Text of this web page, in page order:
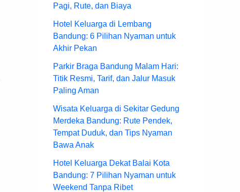
Pagi, Rute, dan Biaya
Hotel Keluarga di Lembang
Bandung: 6 Pilihan Nyaman untuk
Akhir Pekan
Parkir Braga Bandung Malam Hari:
Titik Resmi, Tarif, dan Jalur Masuk
Paling Aman
Wisata Keluarga di Sekitar Gedung
Merdeka Bandung: Rute Pendek,
Tempat Duduk, dan Tips Nyaman
Bawa Anak
Hotel Keluarga Dekat Balai Kota
Bandung: 7 Pilihan Nyaman untuk
Weekend Tanpa Ribet